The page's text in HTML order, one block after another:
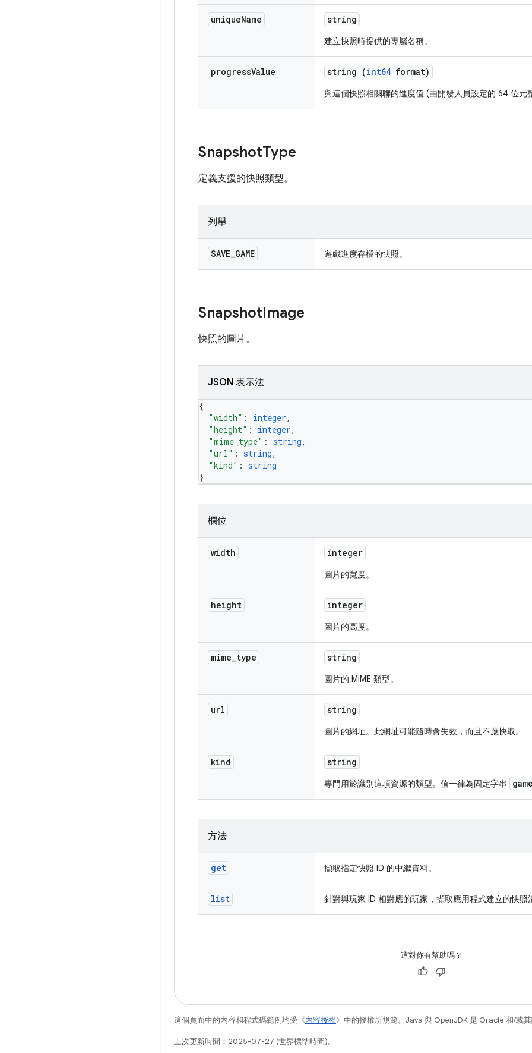
uniqueName string
建立快照時提供的專屬名稱。
progressValue string (int64 format)
與這個快照相關聯的進度值 (由開發人員設定的 64 位元
SnapshotType
定義支援的快照類型。
列舉
SAVE_GAME 遊戲進度存檔的快照。
SnapshotImage
快照的圖片。
JSON 表示法
{
"width" : integer,
"height" : integer,
"mime_type" : string,
"url" : string,
"kind" : string
}
欄位
width integer
圖片的寬度。
height integer
圖片的高度。
mime_type string
圖片的 MIME 類型。
url string
圖片的網址。此網址可能隨時會失效，而且不應快取。
kind string
專門用於識別這項資源的類型。值一律為固定字串
方法
get 擷取指定快照 ID 的中繼資料。
list 針對與玩家 ID 相對應的玩家，擷取應用程式建立的快照
這對你有幫助嗎？
這個頁面中的內容和程式碼範例均受《內容授權》中的授權所規範。Java 與 OpenJDK 是 Oracle 和/或
上次更新時間：2025-07-27 (世界標準時間)。